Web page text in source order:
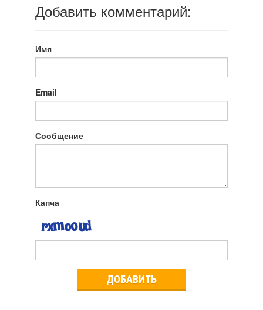
Добавить комментарий:
Имя
Email
Сообщение
Капча
ДОБАВИТЬ